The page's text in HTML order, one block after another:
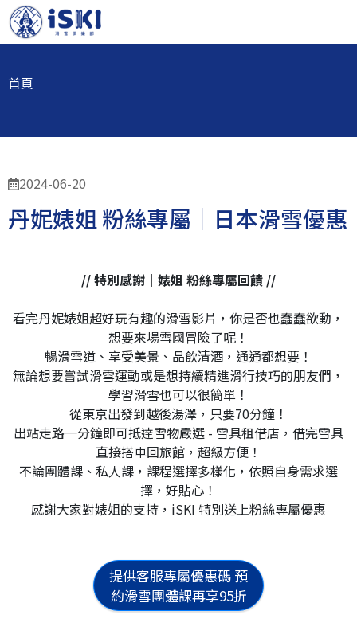
首頁
2024-06-20
丹妮婊姐 粉絲專屬｜日本滑雪優惠
// 特別感謝｜婊姐 粉絲專屬回饋 //
看完丹妮婊姐超好玩有趣的滑雪影片，你是否也蠢蠢欲動，
想要來場雪國冒險了呢！
暢滑雪道、享受美景、品飲清酒，通通都想要！
無論想要嘗試滑雪運動或是想持續精進滑行技巧的朋友們，
學習滑雪也可以很簡單！
從東京出發到越後湯澤，只要70分鐘！
出站走路一分鐘即可抵達雪物嚴選 - 雪具租借店，借完雪具
直接搭車回旅館，超級方便！
不論團體課、私人課，課程選擇多樣化，依照自身需求選
擇，好貼心！
感謝大家對婊姐的支持，iSKI 特別送上粉絲專屬優惠
提供客服專屬優惠碼 預
約滑雪團體課再享95折